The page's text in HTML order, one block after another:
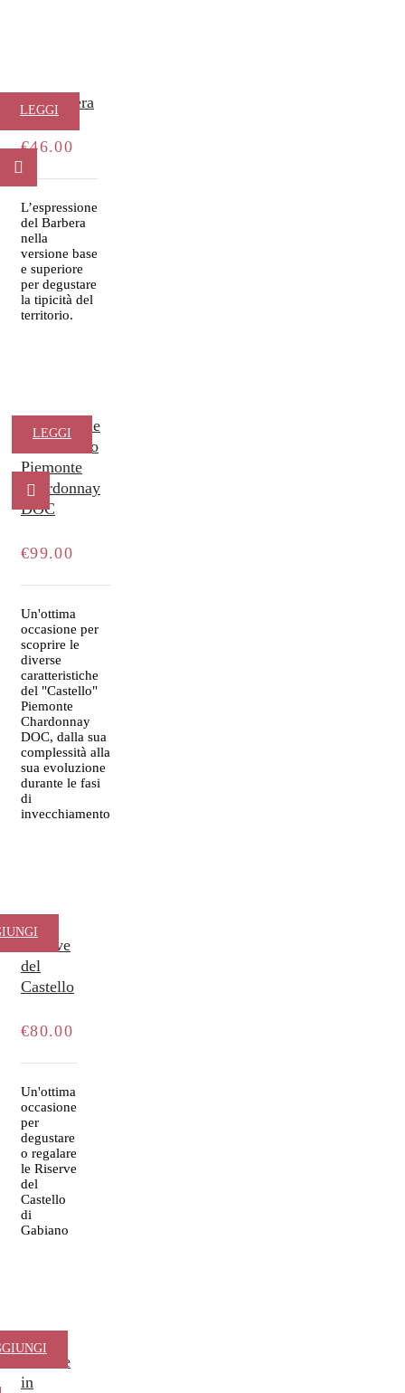
La Barbera
€46.00
LEGGI
TUTTO
L’espressione
del Barbera
nella
versione base
e superiore
per degustare
la tipicità del
territorio.
La Verticale
del Castello
Piemonte
Chardonnay
DOC
€99.00
LEGGI
TUTTO
Un'ottima
occasione per
scoprire le
diverse
caratteristiche
del "Castello"
Piemonte
Chardonnay
DOC, dalla sua
complessità alla
sua evoluzione
durante le fasi
di
invecchiamento
Le
Riserve
del
Castello
€80.00
Un'ottima
occasione
per
degustare
o regalare
le Riserve
del
Castello
di
Gabiano
Le
Riserve
in
AL